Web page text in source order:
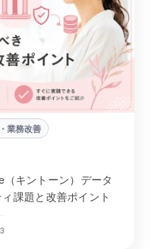
業務改善
（キントーン）データ
課題と改善ポイント